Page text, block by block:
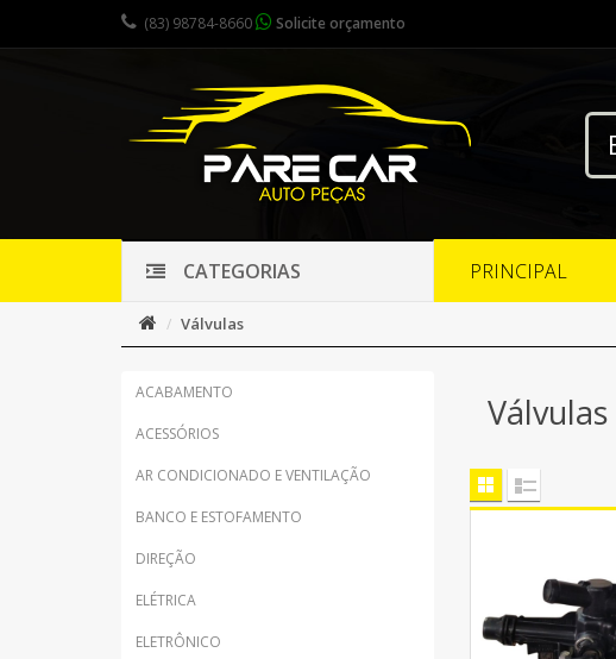
(83) 98784-8660 Solicite orçamento
CATEGORIAS PRINCIPAL
Válvulas
ACABAMENTO
ACESSÓRIOS
AR CONDICIONADO E VENTILAÇÃO
BANCO E ESTOFAMENTO
DIREÇÃO
ELÉTRICA
ELETRÔNICO
Válvulas